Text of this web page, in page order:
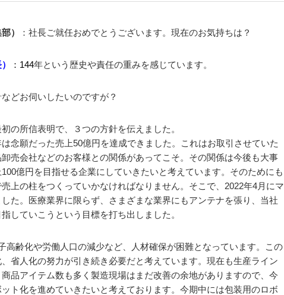
） ：社長ご就任おめでとうございます。現在のお気持ちは？
：144年という歴史や責任の重みを感じています。
どお伺いしたいのですが？
の所信表明で、３つの方針を伝えました。
念願だった売上50億円を達成できました。これはお取引させていた
売会社などのお客様との関係があってこそ。その関係は今後も大事
億円を目指せる企業にしていきたいと考えています。そのためにも
上の柱をつくっていかなければなりません。そこで、2022年4月にマ
た。医療業界に限らず、さまざまな業界にもアンテナを張り、当社
していこうという目標を打ち出しました。
高齢化や労働人口の減少など、人材確保が困難となっています。この
省人化の努力が引き続き必要だと考えています。現在も生産ライン
品アイテム数も多く製造現場はまだ改善の余地がありますので、今
ト化を進めていきたいと考えております。今期中には包装用のロボ